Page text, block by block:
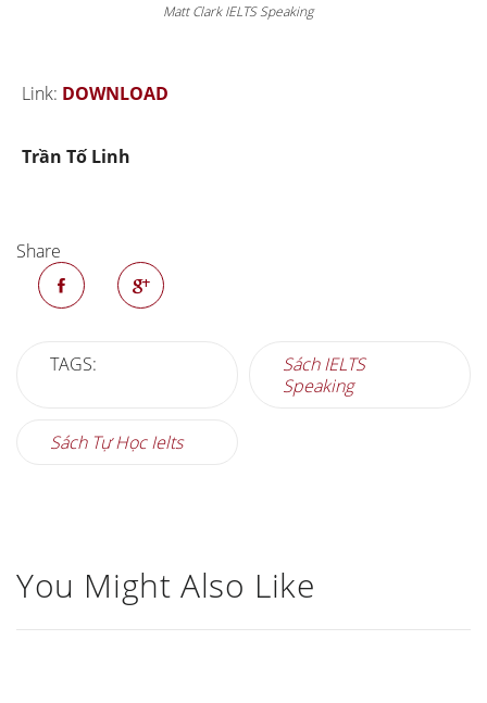
Matt Clark IELTS Speaking
Link: DOWNLOAD
Trần Tố Linh
Share
TAGS:
Sách IELTS
Speaking
Sách Tự Học Ielts
You Might Also Like